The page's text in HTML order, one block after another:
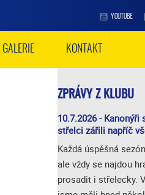
YOUTUBE
GALERIE KONTAKT
ZPRÁVY Z KLUBU
10.7.2026 -
střelci zářili napříč
Každá úspěšná
ale vždy se najdou
prosadit i střelecky.